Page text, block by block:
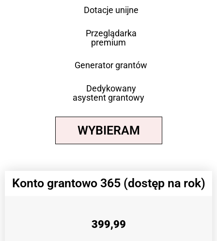
Dotacje unijne
Przeglądarka
premium
Generator grantów
Dedykowany
asystent grantowy
WYBIERAM
Konto grantowo 365 (dostęp na rok)
399,99